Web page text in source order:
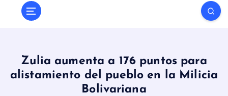
Zulia aumenta a 176 puntos para
alistamiento del pueblo en la Milicia
Bolivariana